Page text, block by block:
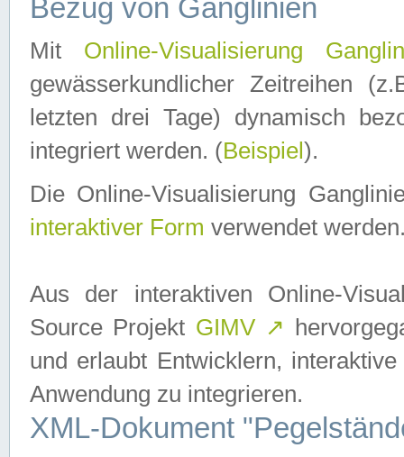
Bezug von Ganglinien
Mit Online-Visualisierung
gewässerkundlicher Zeitreihen
letzten drei Tage) dynamisch
integriert werden. (Beispiel ).
Die Online-Visualisierung
interaktiver Form verwendet
Aus der interaktiven Online-
Source Projekt GIMV ↗
und erlaubt Entwicklern,
Anwendung zu integrieren.
XML-Dokument